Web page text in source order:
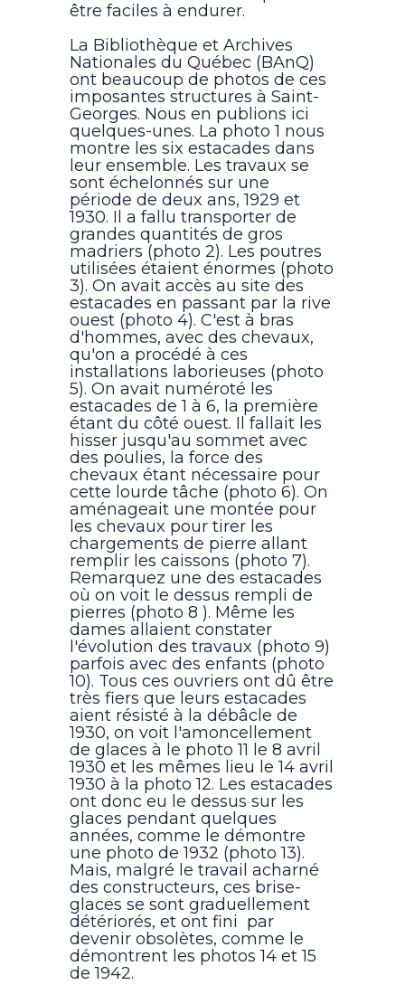
être faciles à endurer.
La Bibliothèque et Archives
Nationales du Québec (BAnQ)
ont beaucoup de photos de ces
imposantes structures à Saint-
Georges. Nous en publions ici
quelques-unes. La photo 1 nous
montre les six estacades dans
leur ensemble. Les travaux se
sont échelonnés sur une
période de deux ans, 1929 et
1930. Il a fallu transporter de
grandes quantités de gros
madriers (photo 2). Les poutres
utilisées étaient énormes (photo
3). On avait accès au site des
estacades en passant par la rive
ouest (photo 4). C'est à bras
d'hommes, avec des chevaux,
qu'on a procédé à ces
installations laborieuses (photo
5). On avait numéroté les
estacades de 1 à 6, la première
étant du côté ouest. Il fallait les
hisser jusqu'au sommet avec
des poulies, la force des
chevaux étant nécessaire pour
cette lourde tâche (photo 6). On
aménageait une montée pour
les chevaux pour tirer les
chargements de pierre allant
remplir les caissons (photo 7).
Remarquez une des estacades
où on voit le dessus rempli de
pierres (photo 8 ). Même les
dames allaient constater
l'évolution des travaux (photo 9)
parfois avec des enfants (photo
10). Tous ces ouvriers ont dû être
très fiers que leurs estacades
aient résisté à la débâcle de
1930, on voit l'amoncellement
de glaces à le photo 11 le 8 avril
1930 et les mêmes lieu le 14 avril
1930 à la photo 12. Les estacades
ont donc eu le dessus sur les
glaces pendant quelques
années, comme le démontre
une photo de 1932 (photo 13).
Mais, malgré le travail acharné
des constructeurs, ces brise-
glaces se sont graduellement
détériorés, et ont fini par
devenir obsolètes, comme le
démontrent les photos 14 et 15
de 1942.